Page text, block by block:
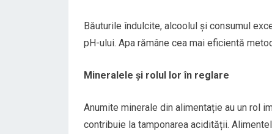
Băuturile îndulcite, alcoolul și consumul
pH-ului. Apa rămâne cea mai eficientă
Mineralele și rolul lor în reglare
Anumite minerale din alimentație au un rol
contribuie la tamponarea acidității.